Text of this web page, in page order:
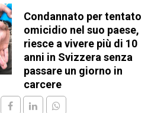
Condannato per tentato
omicidio nel suo paese,
riesce a vivere più di 10
anni in Svizzera senza
passare un giorno in
carcere